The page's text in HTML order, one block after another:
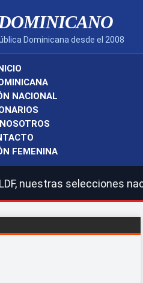
Dominicana desde el 2008
NACIONAL
FEMENINA
y